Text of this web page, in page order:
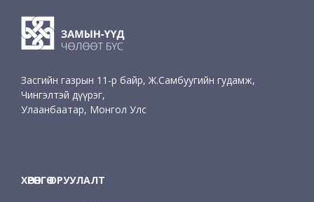
Засгийн газрын 11-р байр, Ж.Самбуугийн гудамж,
Чингэлтэй дүүрэг,
Улаанбаатар, Монгол Улс
ХӨРӨНГӨ ОРУУЛАЛТ